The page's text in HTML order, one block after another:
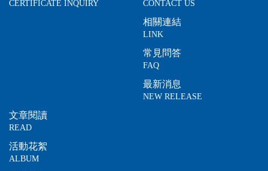
CERTIFICATE INQUIRY CONTACT US
相關連結
LINK
常見問答
FAQ
最新消息
NEW RELEASE
文章閱讀
READ
活動花絮
ALBUM